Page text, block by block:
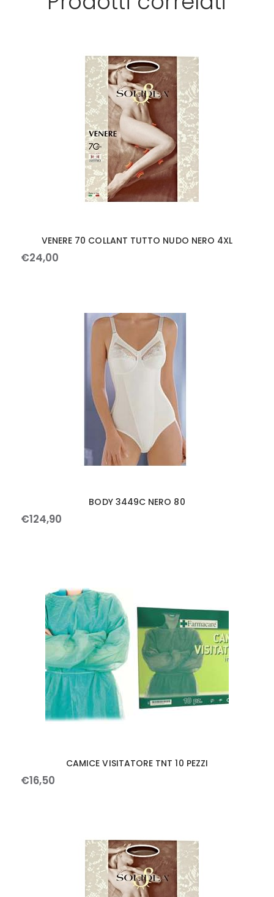
VENERE 70 COLLANT TUTTO NUDO NERO 4XL
€24,00
BODY 3449C NERO 80
€124,90
CAMICE VISITATORE TNT 10 PEZZI
€16,50